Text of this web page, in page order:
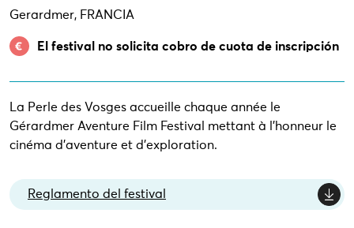
Gerardmer, FRANCIA
El festival no solicita cobro de cuota de inscripción
La Perle des Vosges accueille chaque année le
Gérardmer Aventure Film Festival mettant à l’honneur le
cinéma d’aventure et d’exploration.
Reglamento del festival